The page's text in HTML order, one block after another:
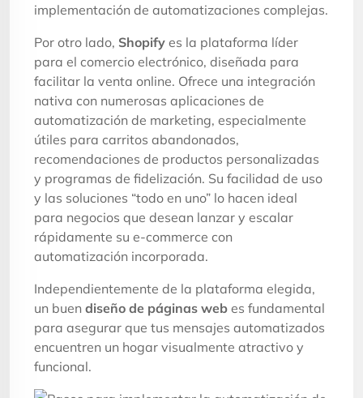
implementación de automatizaciones complejas.
Por otro lado, Shopify es la plataforma líder
para el comercio electrónico, diseñada para
facilitar la venta online. Ofrece una integración
nativa con numerosas aplicaciones de
automatización de marketing, especialmente
útiles para carritos abandonados,
recomendaciones de productos personalizadas
y programas de fidelización. Su facilidad de uso
y las soluciones “todo en uno” lo hacen ideal
para negocios que desean lanzar y escalar
rápidamente su e-commerce con
automatización incorporada.
Independientemente de la plataforma elegida,
un buen diseño de páginas web es fundamental
para asegurar que tus mensajes automatizados
encuentren un hogar visualmente atractivo y
funcional.